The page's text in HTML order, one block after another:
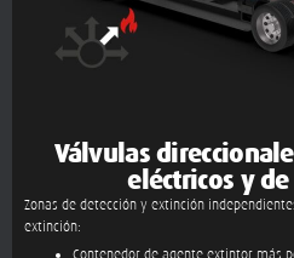
eléctricos y
Zonas de detección y extinción
Contenedor de agente extintor más